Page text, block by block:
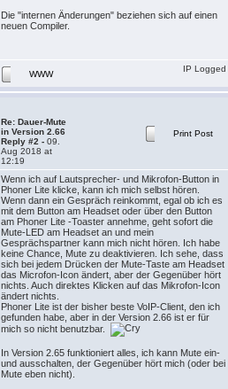
Die "internen Änderungen" beziehen sich auf einen
neuen Compiler.
WWW
IP Logged
Re: Dauer-Mute
in Version 2.66
Reply #2 - 09.
Aug 2018 at
12:19
Print Post
Wenn ich auf Lautsprecher- und Mikrofon-Button in
Phoner Lite klicke, kann ich mich selbst hören.
Wenn dann ein Gespräch reinkommt, egal ob ich es
mit dem Button am Headset oder über den Button
am Phoner Lite -Toaster annehme, geht sofort die
Mute-LED am Headset an und mein
Gesprächspartner kann mich nicht hören. Ich habe
keine Chance, Mute zu deaktivieren. Ich sehe, dass
sich bei jedem Drücken der Mute-Taste am Headset
das Microfon-Icon ändert, aber der Gegenüber hört
nichts. Auch direktes Klicken auf das Mikrofon-Icon
ändert nichts.
Phoner Lite ist der bisher beste VoIP-Client, den ich
gefunden habe, aber in der Version 2.66 ist er für
mich so nicht benutzbar.
In Version 2.65 funktioniert alles, ich kann Mute ein-
und ausschalten, der Gegenüber hört mich (oder bei
Mute eben nicht).